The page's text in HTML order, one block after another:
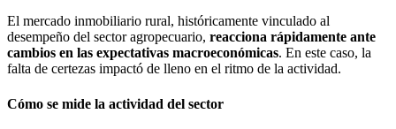
El mercado inmobiliario rural, históricamente vinculado al
desempeño del sector agropecuario, reacciona rápidamente ante
cambios en las expectativas macroeconómicas. En este caso, la
falta de certezas impactó de lleno en el ritmo de la actividad.
Cómo se mide la actividad del sector